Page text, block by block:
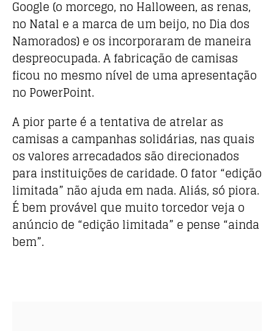
Google (o morcego, no Halloween, as renas,
no Natal e a marca de um beijo, no Dia dos
Namorados) e os incorporaram de maneira
despreocupada. A fabricação de camisas
ficou no mesmo nível de uma apresentação
no PowerPoint.
A pior parte é a tentativa de atrelar as
camisas a campanhas solidárias, nas quais
os valores arrecadados são direcionados
para instituições de caridade. O fator “edição
limitada” não ajuda em nada. Aliás, só piora.
É bem provável que muito torcedor veja o
anúncio de “edição limitada” e pense “ainda
bem”.